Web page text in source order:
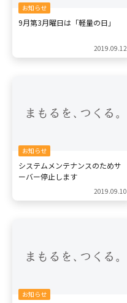
お知らせ
9月第3月曜日は「軽量の日」
2019.09.12
お知らせ
システムメンテナンスのためサ
ーバー停止します
2019.09.10
お知らせ